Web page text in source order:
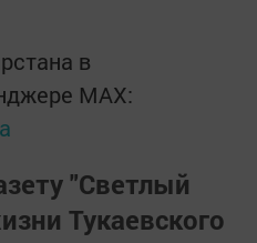
в
MАХ:
"Светлый
Тукаевского